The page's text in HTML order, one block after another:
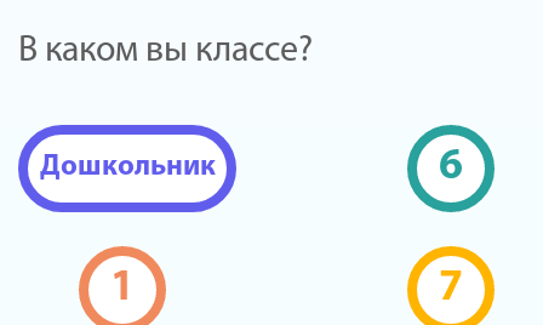
В каком вы классе?
Дошкольник
1
6
7